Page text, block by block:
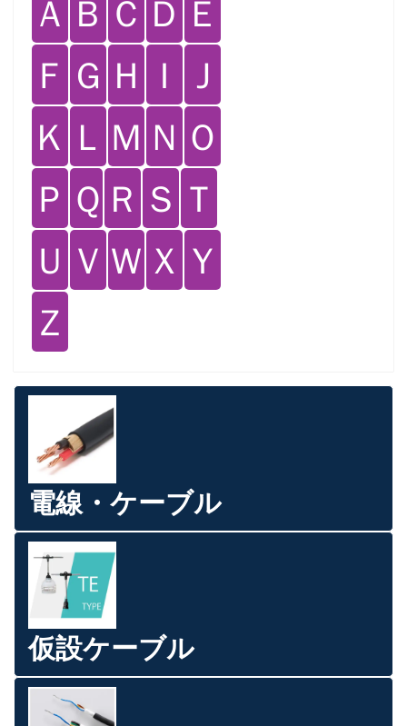
Ａ Ｂ Ｃ Ｄ Ｅ
Ｆ Ｇ Ｈ Ｉ Ｊ
Ｋ Ｌ Ｍ Ｎ Ｏ
Ｐ Ｑ Ｒ Ｓ Ｔ
Ｕ Ｖ Ｗ Ｘ Ｙ
Ｚ
電線・ケーブル
仮設ケーブル